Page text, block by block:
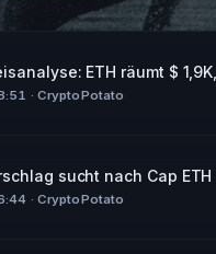
ETH räumt $
· CryptoPotato
sucht nach Cap
· CryptoPotato